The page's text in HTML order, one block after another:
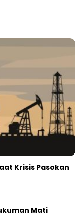
Krisis Pasokan
Mati